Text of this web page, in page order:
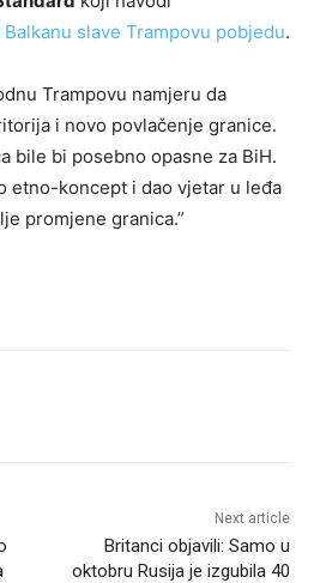
slave Trampovu pobjedu.
Trampovu namjeru da
i novo povlačenje granice.
bile bi posebno opasne za BiH.
etno-koncept i dao vjetar u leđa
promjene granica.”
Next article
Britanci objavili: Samo u
oktobru Rusija je izgubila 40